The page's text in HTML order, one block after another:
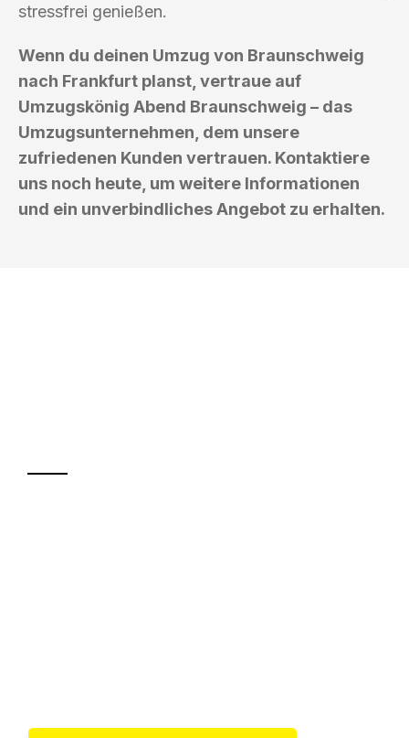
stressfrei genießen.
Wenn du deinen Umzug von Braunschweig
nach Frankfurt planst, vertraue auf
Umzugskönig Abend Braunschweig – das
Umzugsunternehmen, dem unsere
zufriedenen Kunden vertrauen. Kontaktiere
uns noch heute, um weitere Informationen
und ein unverbindliches Angebot zu erhalten.